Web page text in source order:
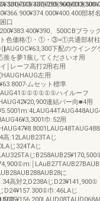
部材
口
、500CBブラッ
ト色価格①・①・③=①共通部材
下配のウイング
羨を夢1蕪してくださいオ用
￨レーフ高打2用右用
左用
ムセット標準
ハイルーフ
連結バー向■4用
巾:52用
高:12LAUB23TAじ
じ324TAじ
じ
￨
に
高対2,D238AじD23¥141,900①
D24¥157.300①巾:46LAじ